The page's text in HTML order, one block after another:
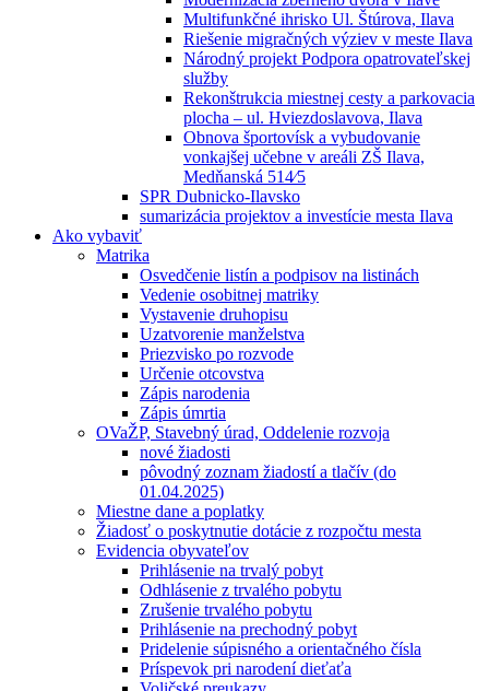
Multifunkčné ihrisko Ul. Štúrova, Ilava
Riešenie migračných výziev v meste Ilava
Národný projekt Podpora opatrovateľskej
služby
Rekonštrukcia miestnej cesty a parkovacia
plocha – ul. Hviezdoslavova, Ilava
Obnova športovísk a vybudovanie
vonkajšej učebne v areáli ZŠ Ilava,
Medňanská 514⁄5
SPR Dubnicko-Ilavsko
sumarizácia projektov a investície mesta Ilava
Ako vybaviť
Matrika
Osvedčenie listín a podpisov na listinách
Vedenie osobitnej matriky
Vystavenie druhopisu
Uzatvorenie manželstva
Priezvisko po rozvode
Určenie otcovstva
Zápis narodenia
Zápis úmrtia
OVaŽP, Stavebný úrad, Oddelenie rozvoja
nové žiadosti
pôvodný zoznam žiadostí a tlačív (do
01.04.2025)
Miestne dane a poplatky
Žiadosť o poskytnutie dotácie z rozpočtu mesta
Evidencia obyvateľov
Prihlásenie na trvalý pobyt
Odhlásenie z trvalého pobytu
Zrušenie trvalého pobytu
Prihlásenie na prechodný pobyt
Pridelenie súpisného a orientačného čísla
Príspevok pri narodení dieťaťa